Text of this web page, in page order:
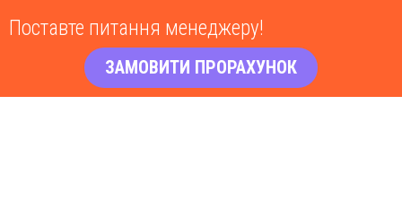
Поставте питання менеджеру!
ЗАМОВИТИ ПРОРАХУНОК